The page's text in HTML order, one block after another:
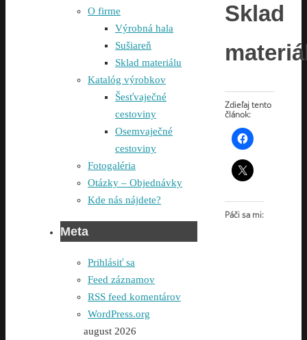
Sklad
Zdieľaj tento
článok:
Páči sa mi:
O firme
Výrobná hala
Sušiareň
Sklad materiálu
Katalóg výrobkov
Šesťvaječné
cestoviny
Osemvaječné
cestoviny
Fotogaléria
Otázky – Objednávky
Kde nás nájdete?
Meta
Prihlásiť sa
Feed záznamov
RSS feed komentárov
WordPress.org
august 2026